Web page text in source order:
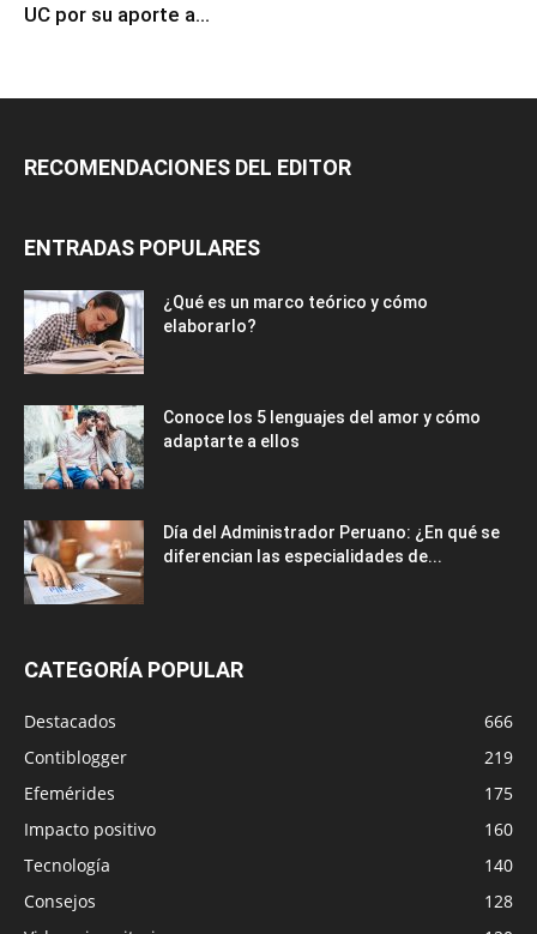
UC por su aporte a...
RECOMENDACIONES DEL EDITOR
ENTRADAS POPULARES
¿Qué es un marco teórico y cómo
elaborarlo?
Conoce los 5 lenguajes del amor y cómo
adaptarte a ellos
Día del Administrador Peruano: ¿En qué se
diferencian las especialidades de...
CATEGORÍA POPULAR
Destacados
666
Contiblogger
219
Efemérides
175
Impacto positivo
160
Tecnología
140
Consejos
128